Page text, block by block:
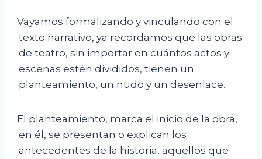
Vayamos formalizando y vinculando con el
texto narrativo, ya recordamos que las obras
de teatro, sin importar en cuántos actos y
escenas estén divididos, tienen un
planteamiento, un nudo y un desenlace.
El planteamiento, marca el inicio de la obra,
en él, se presentan o explican los
antecedentes de la historia, aquellos que